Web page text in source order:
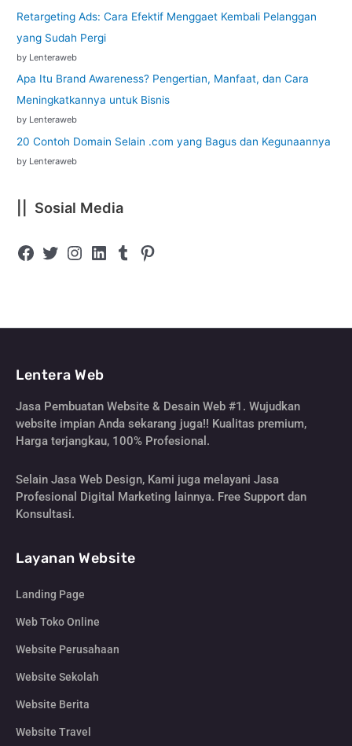
Retargeting Ads: Cara Efektif Menggaet Kembali Pelanggan
yang Sudah Pergi
by Lenteraweb
Apa Itu Brand Awareness? Pengertian, Manfaat, dan Cara
Meningkatkannya untuk Bisnis
by Lenteraweb
20 Contoh Domain Selain .com yang Bagus dan Kegunaannya
by Lenteraweb
|| Sosial Media
Lentera Web
Jasa Pembuatan Website & Desain Web #1. Wujudkan
website impian Anda sekarang juga!! Kualitas premium,
Harga terjangkau, 100% Profesional.
Selain Jasa Web Design, Kami juga melayani Jasa
Profesional Digital Marketing lainnya. Free Support dan
Konsultasi.
Layanan Website
Landing Page
Web Toko Online
Website Perusahaan
Website Sekolah
Website Berita
Website Travel